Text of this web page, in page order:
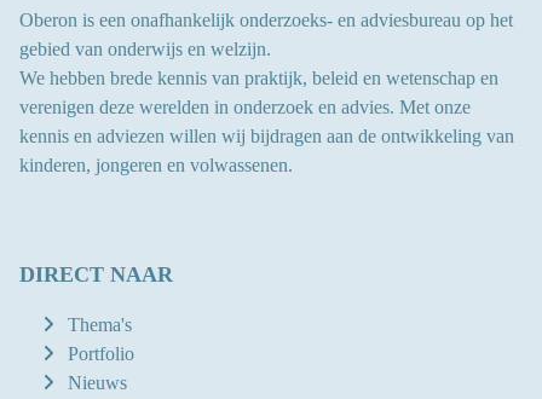
Oberon is een onafhankelijk onderzoeks- en adviesbureau op het
gebied van onderwijs en welzijn.
We hebben brede kennis van praktijk, beleid en wetenschap en
verenigen deze werelden in onderzoek en advies. Met onze
kennis en adviezen willen wij bijdragen aan de ontwikkeling van
kinderen, jongeren en volwassenen.
DIRECT NAAR
Thema's
Portfolio
Nieuws